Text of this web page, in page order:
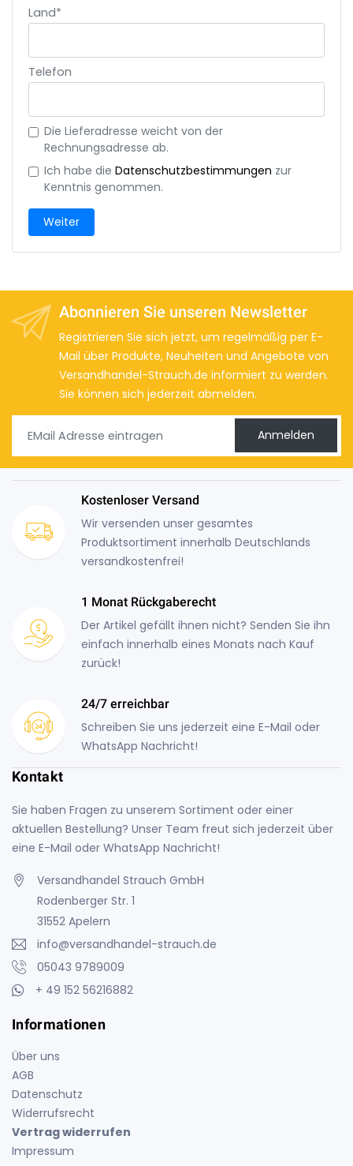
Land*
Telefon
Die Lieferadresse weicht von der
Rechnungsadresse ab.
Ich habe die Datenschutzbestimmungen zur
Kenntnis genommen.
Weiter
Abonnieren Sie unseren Newsletter
Registrieren Sie sich jetzt, um regelmäßig per E-
Mail über Produkte, Neuheiten und Angebote von
Versandhandel-Strauch.de informiert zu werden.
Sie können sich jederzeit abmelden.
Anmelden
Kostenloser Versand
Wir versenden unser gesamtes
Produktsortiment innerhalb Deutschlands
versandkostenfrei!
1 Monat Rückgaberecht
Der Artikel gefällt ihnen nicht? Senden Sie ihn
einfach innerhalb eines Monats nach Kauf
zurück!
24/7 erreichbar
Schreiben Sie uns jederzeit eine E-Mail oder
WhatsApp Nachricht!
Kontakt
Sie haben Fragen zu unserem Sortiment oder einer
aktuellen Bestellung? Unser Team freut sich jederzeit über
eine E-Mail oder WhatsApp Nachricht!
Versandhandel Strauch GmbH
Rodenberger Str. 1
31552 Apelern
info@versandhandel-strauch.de
05043 9789009
+ 49 152 56216882
Informationen
Über uns
AGB
Datenschutz
Widerrufsrecht
Vertrag widerrufen
Impressum